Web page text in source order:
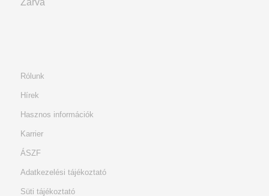
Zárva
Rólunk
Hírek
Hasznos információk
Karrier
ÁSZF
Adatkezelési tájékoztató
Süti tájékoztató